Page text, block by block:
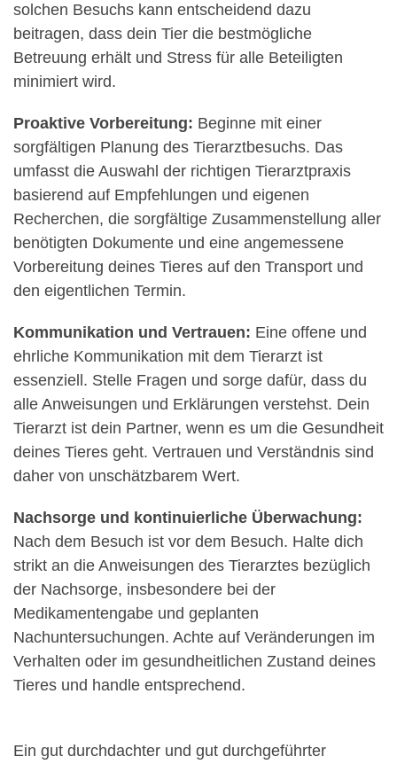
solchen Besuchs kann entscheidend dazu
beitragen, dass dein Tier die bestmögliche
Betreuung erhält und Stress für alle Beteiligten
minimiert wird.
Proaktive Vorbereitung: Beginne mit einer
sorgfältigen Planung des Tierarztbesuchs. Das
umfasst die Auswahl der richtigen Tierarztpraxis
basierend auf Empfehlungen und eigenen
Recherchen, die sorgfältige Zusammenstellung aller
benötigten Dokumente und eine angemessene
Vorbereitung deines Tieres auf den Transport und
den eigentlichen Termin.
Kommunikation und Vertrauen: Eine offene und
ehrliche Kommunikation mit dem Tierarzt ist
essenziell. Stelle Fragen und sorge dafür, dass du
alle Anweisungen und Erklärungen verstehst. Dein
Tierarzt ist dein Partner, wenn es um die Gesundheit
deines Tieres geht. Vertrauen und Verständnis sind
daher von unschätzbarem Wert.
Nachsorge und kontinuierliche Überwachung:
Nach dem Besuch ist vor dem Besuch. Halte dich
strikt an die Anweisungen des Tierarztes bezüglich
der Nachsorge, insbesondere bei der
Medikamentengabe und geplanten
Nachuntersuchungen. Achte auf Veränderungen im
Verhalten oder im gesundheitlichen Zustand deines
Tieres und handle entsprechend.
Ein gut durchdachter und gut durchgeführter